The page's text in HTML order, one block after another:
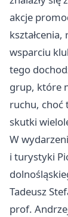
akcje
wsparciu
tego
grup, które
ruchu, choć
skutki
W
i turystyki
Tadeusz
prof.